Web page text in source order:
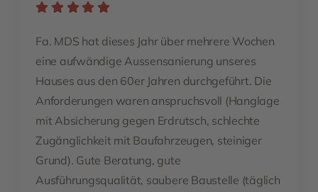
Fa. MDS hat dieses Jahr über mehrere Wochen
eine aufwändige Aussensanierung unseres
Hauses aus den 60er Jahren durchgeführt. Die
Anforderungen waren anspruchsvoll (Hanglage
mit Absicherung gegen Erdrutsch, schlechte
Zugänglichkeit mit Baufahrzeugen, steiniger
Grund). Gute Beratung, gute
Ausführungsqualität, saubere Baustelle (täglich